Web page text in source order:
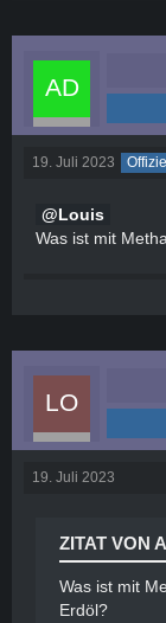
19. Juli 2023
Louis
Was ist mit
19. Juli 2023
ZITAT VON
Was ist mit
Erdöl?